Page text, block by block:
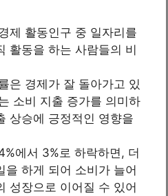
제 활동인구 중 일자리를
활동을 하는 사람들의 비
은 경제가 잘 돌아가고 있
소비 지출 증가를 의미하
상승에 긍정적인 영향을
에서 3%로 하락하면, 더
을 하게 되어 소비가 늘어
성장으로 이어질 수 있어